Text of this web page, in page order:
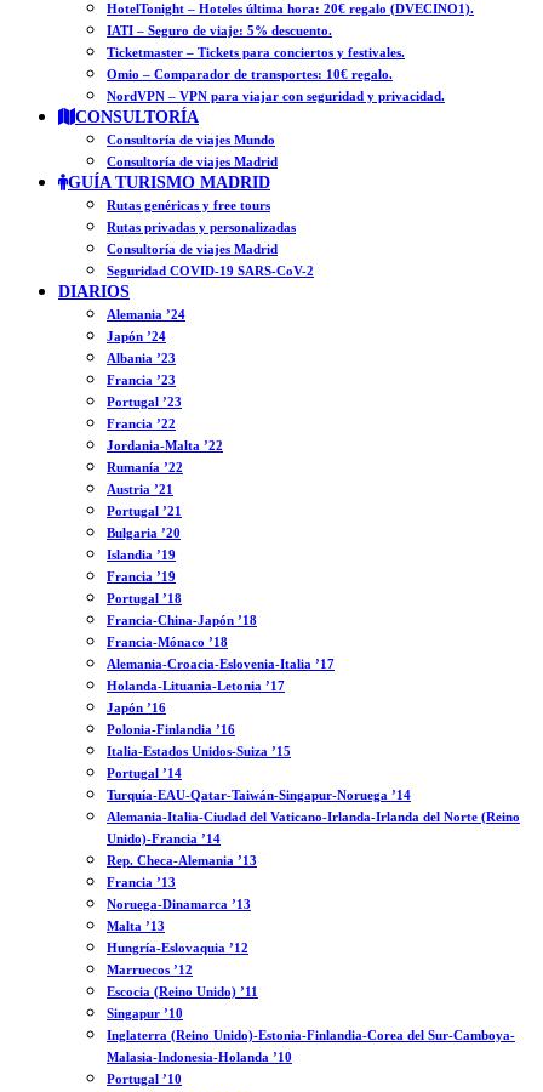
HotelTonight – Hoteles última hora: 20€ regalo (DVECINO1).
IATI – Seguro de viaje: 5% descuento.
Ticketmaster – Tickets para conciertos y festivales.
Omio – Comparador de transportes: 10€ regalo.
NordVPN – VPN para viajar con seguridad y privacidad.
CONSULTORÍA
Consultoría de viajes Mundo
Consultoría de viajes Madrid
GUÍA TURISMO MADRID
Rutas genéricas y free tours
Rutas privadas y personalizadas
Consultoría de viajes Madrid
Seguridad COVID-19 SARS-CoV-2
DIARIOS
Alemania ’24
Japón ’24
Albania ’23
Francia ’23
Portugal ’23
Francia ’22
Jordania-Malta ’22
Rumanía ’22
Austria ’21
Portugal ’21
Bulgaria ’20
Islandia ’19
Francia ’19
Portugal ’18
Francia-China-Japón ’18
Francia-Mónaco ’18
Alemania-Croacia-Eslovenia-Italia ’17
Holanda-Lituania-Letonia ’17
Japón ’16
Polonia-Finlandia ’16
Italia-Estados Unidos-Suiza ’15
Portugal ’14
Turquía-EAU-Qatar-Taiwán-Singapur-Noruega ’14
Alemania-Italia-Ciudad del Vaticano-Irlanda-Irlanda del Norte (Reino
Unido)-Francia ’14
Rep. Checa-Alemania ’13
Francia ’13
Noruega-Dinamarca ’13
Malta ’13
Hungría-Eslovaquia ’12
Marruecos ’12
Escocia (Reino Unido) ’11
Singapur ’10
Inglaterra (Reino Unido)-Estonia-Finlandia-Corea del Sur-Camboya-
Malasia-Indonesia-Holanda ’10
Portugal ’10